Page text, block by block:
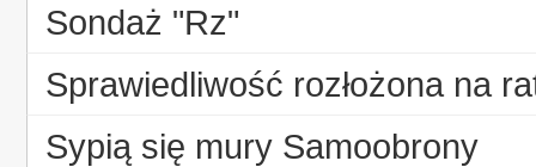
Sondaż "Rz"
Sprawiedliwość rozłożona na
Sypią się mury Samoobrony